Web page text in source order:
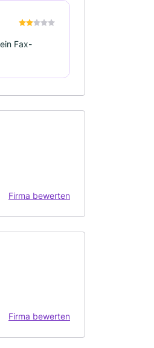
Fax-
Firma bewerten
Firma bewerten